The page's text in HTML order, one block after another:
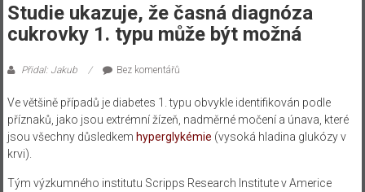
Studie ukazuje, že časná diagnóza
cukrovky 1. typu může být možná
Přidal: Jakub Bez komentářů
Ve většině případů je diabetes 1. typu obvykle identifikován podle
příznaků, jako jsou extrémní žízeň, nadměrné močení a únava, které
jsou všechny důsledkem hyperglykémie (vysoká hladina glukózy v
krvi).
Tým výzkumného institutu Scripps Research Institute v Americe